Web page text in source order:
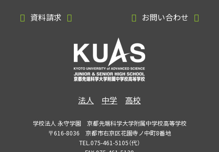
資料請求 お問い合わせ
法人 中学 高校
学校法人 永守学園 京都先端科学大学附属中学校高等学校
〒616-8036 京都市右京区花園寺ノ中町8番地
TEL.075-461-5105（代）